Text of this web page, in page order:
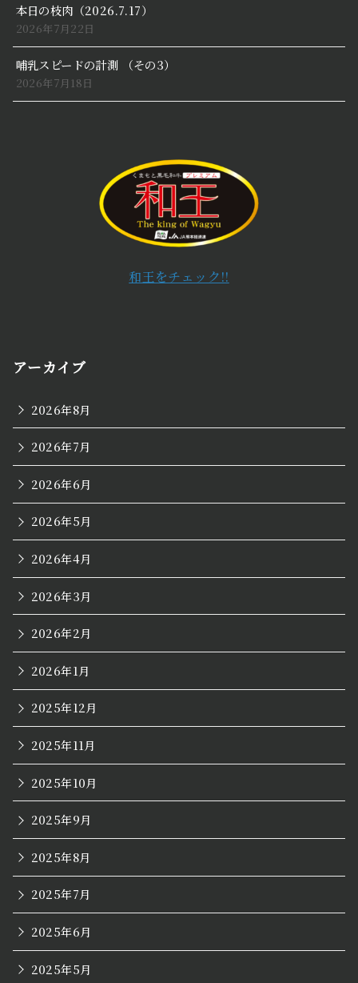
本日の枝肉（2026.7.17）
2026年7月22日
哺乳スピードの計測 （その3）
2026年7月18日
和王をチェック!!
アーカイブ
2026年8月
2026年7月
2026年6月
2026年5月
2026年4月
2026年3月
2026年2月
2026年1月
2025年12月
2025年11月
2025年10月
2025年9月
2025年8月
2025年7月
2025年6月
2025年5月